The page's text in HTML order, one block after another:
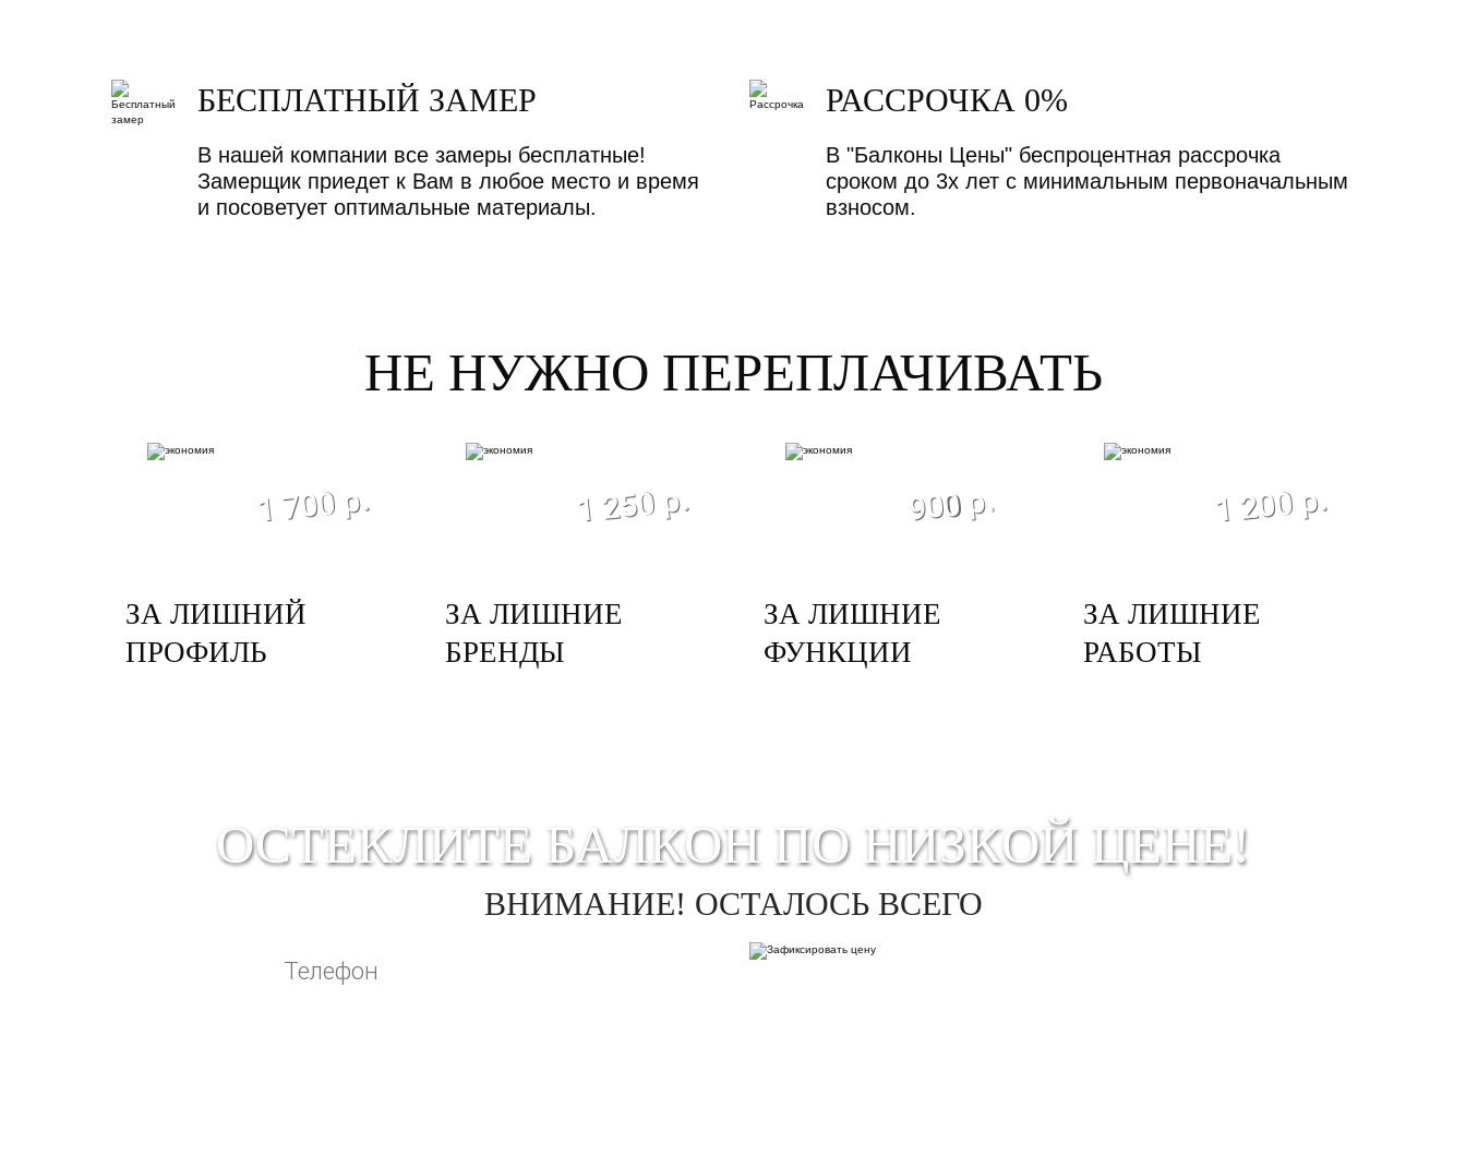
БЕСПЛАТНЫЙ ЗАМЕР
В нашей компании все замеры бесплатные!
Замерщик приедет к Вам в любое место и время
и посоветует оптимальные материалы.
РАССРОЧКА 0%
В "Балконы Цены" беспроцентная рассрочка
сроком до 3х лет с минимальным первоначальным
взносом.
НЕ НУЖНО ПЕРЕПЛАЧИВАТЬ
1 700 р.
ЗА ЛИШНИЙ
ПРОФИЛЬ
1 250 р.
ЗА ЛИШНИЕ
БРЕНДЫ
900 р.
ЗА ЛИШНИЕ
ФУНКЦИИ
1 200 р.
ЗА ЛИШНИЕ
РАБОТЫ
ОСТЕКЛИТЕ БАЛКОН ПО НИЗКОЙ ЦЕНЕ!
ВНИМАНИЕ! ОСТАЛОСЬ ВСЕГО